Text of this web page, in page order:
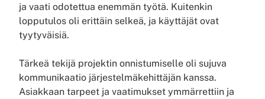
ja vaati odotettua enemmän työtä. Kuitenkin
lopputulos oli erittäin selkeä, ja käyttäjät ovat
tyytyväisiä.
Tärkeä tekijä projektin onnistumiselle oli sujuva
kommunikaatio järjestelmäkehittäjän kanssa.
Asiakkaan tarpeet ja vaatimukset ymmärrettiin ja